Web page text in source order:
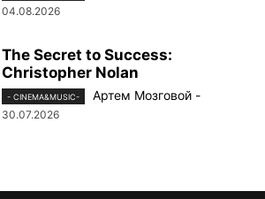
04.08.2026
The Secret to Success:
Christopher Nolan
- CINEMA&MUSIC- Артем Мозговой -
30.07.2026